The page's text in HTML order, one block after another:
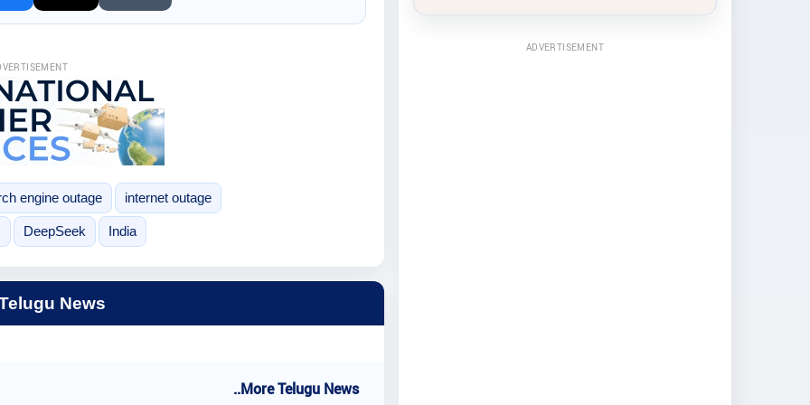
engine outage internet outage
DeepSeek India
News
..More Telugu News
ADVERTISEMENT